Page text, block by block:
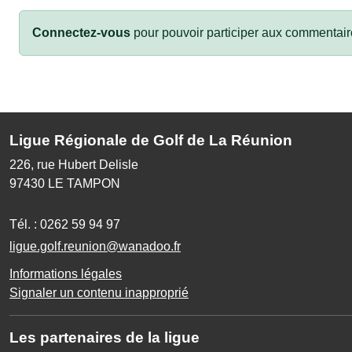
Connectez-vous pour pouvoir participer aux
Ligue Régionale de Golf de La Réunion
226, rue Hubert Delisle
97430 LE TAMPON
Tél. : 0262 59 94 97
ligue.golf.reunion@wanadoo.fr
Informations légales
Signaler un contenu inapproprié
Les partenaires de la ligue